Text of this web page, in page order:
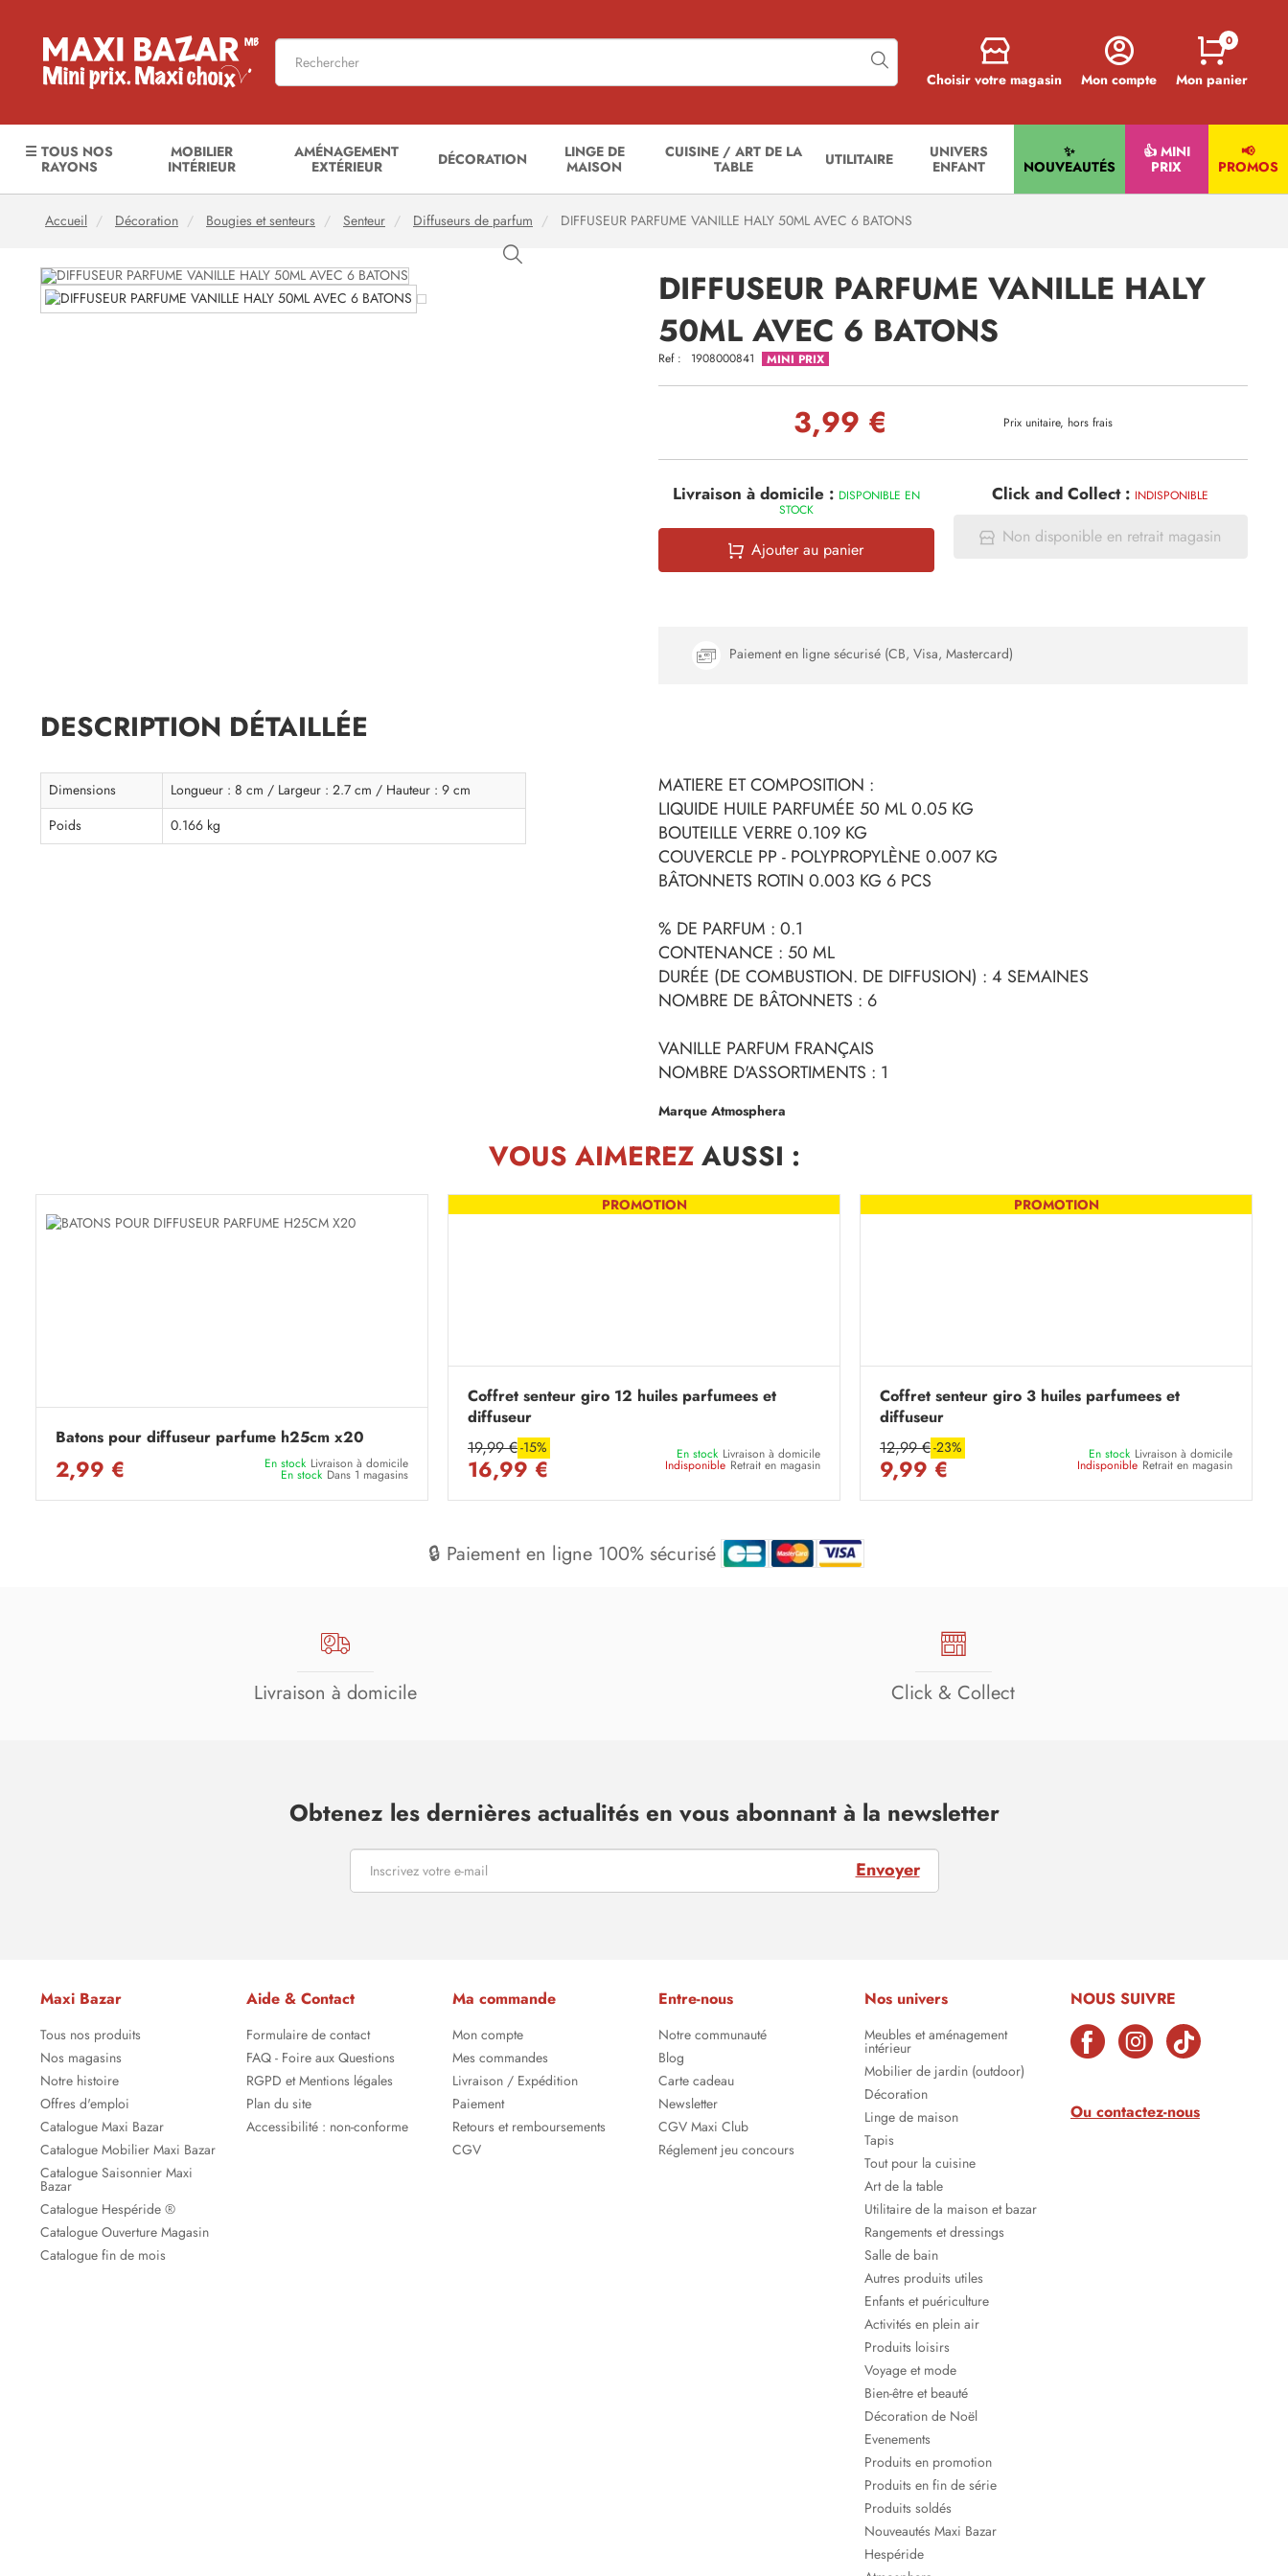
Choisir votre magasin Mon compte Mon panier
0
☰ TOUS NOS
RAYONS
MOBILIER
INTÉRIEUR
AMÉNAGEMENT
EXTÉRIEUR
DÉCORATION
LINGE DE
MAISON
CUISINE / ART DE LA
TABLE
UTILITAIRE
UNIVERS
ENFANT
✨
NOUVEAUTÉS
👍 MINI
PRIX
📢
PROMOS
Accueil Décoration Bougies et senteurs Senteur Diffuseurs de parfum DIFFUSEUR PARFUME VANILLE HALY 50ML AVEC 6 BATONS
DIFFUSEUR PARFUME VANILLE HALY
50ML AVEC 6 BATONS
Ref : 1908000841 MINI PRIX
3,99 € Prix unitaire, hors frais
Livraison à domicile : DISPONIBLE EN
STOCK
Ajouter au panier
Click and Collect : INDISPONIBLE
Non disponible en retrait magasin
Paiement en ligne sécurisé (CB, Visa, Mastercard)
DESCRIPTION DÉTAILLÉE
Dimensions
Longueur : 8 cm / Largeur : 2.7 cm / Hauteur : 9 cm
Poids
0.166 kg
MATIERE ET COMPOSITION :
LIQUIDE HUILE PARFUMÉE 50 ML 0.05 KG
BOUTEILLE VERRE 0.109 KG
COUVERCLE PP - POLYPROPYLÈNE 0.007 KG
BÂTONNETS ROTIN 0.003 KG 6 PCS
% DE PARFUM : 0.1
CONTENANCE : 50 ML
DURÉE (DE COMBUSTION. DE DIFFUSION) : 4 SEMAINES
NOMBRE DE BÂTONNETS : 6
VANILLE PARFUM FRANÇAIS
NOMBRE D'ASSORTIMENTS : 1
Marque Atmosphera
VOUS AIMEREZAUSSI :
Batons pour diffuseur parfume h25cm x20
2,99 € En stock Livraison à domicile
En stock Dans 1 magasins
PROMOTION
Coffret senteur giro 12 huiles parfumees et
diffuseur
19,99 €-15%
16,99 €
En stock Livraison à domicile
Indisponible Retrait en magasin
PROMOTION
Coffret senteur giro 3 huiles parfumees et
diffuseur
12,99 €-23%
9,99 €
En stock Livraison à domicile
Indisponible Retrait en magasin
🔒 Paiement en ligne 100% sécurisé
Livraison à domicile Click & Collect
Obtenez les dernières actualités en vous abonnant à la newsletter
Envoyer
Maxi Bazar
Tous nos produits
Nos magasins
Notre histoire
Offres d'emploi
Catalogue Maxi Bazar
Catalogue Mobilier Maxi Bazar
Catalogue Saisonnier Maxi
Bazar
Catalogue Hespéride ®
Catalogue Ouverture Magasin
Catalogue fin de mois
Aide & Contact
Formulaire de contact
FAQ - Foire aux Questions
RGPD et Mentions légales
Plan du site
Accessibilité : non-conforme
Ma commande
Mon compte
Mes commandes
Livraison / Expédition
Paiement
Retours et remboursements
CGV
Entre-nous
Notre communauté
Blog
Carte cadeau
Newsletter
CGV Maxi Club
Réglement jeu concours
Nos univers
Meubles et aménagement
intérieur
Mobilier de jardin (outdoor)
Décoration
Linge de maison
Tapis
Tout pour la cuisine
Art de la table
Utilitaire de la maison et bazar
Rangements et dressings
Salle de bain
Autres produits utiles
Enfants et puériculture
Activités en plein air
Produits loisirs
Voyage et mode
Bien-être et beauté
Décoration de Noël
Evenements
Produits en promotion
Produits en fin de série
Produits soldés
Nouveautés Maxi Bazar
Hespéride
NOUS SUIVRE
Ou contactez-nous